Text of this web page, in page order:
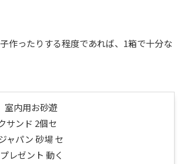
作ったりする程度であれば、1箱で十分な
室内用お砂遊
サンド 2個セ
ャパン 砂場 セ
レゼント 動く